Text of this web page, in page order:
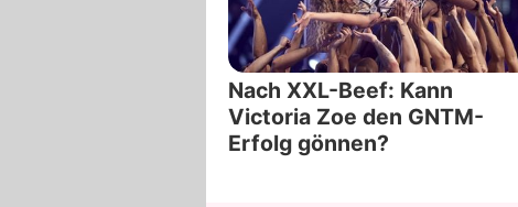
Nach XXL-Beef: Kann
Victoria Zoe den GNTM-
Erfolg gönnen?